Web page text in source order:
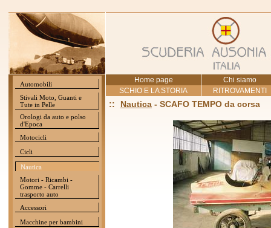
Automobili
Stivali Moto, Guanti e
Tute in Pelle
Orologi da auto e polso
d'Epoca
Motocicli
Cicli
Nautica
Motori - Ricambi -
Gomme - Carrelli
trasporto auto
Accessori
Macchine per bambini
Home page
Chi siamo
SCHIO E LA STORIA
RITROVAMENTI
:: Nautica - SCAFO TEMPO da corsa